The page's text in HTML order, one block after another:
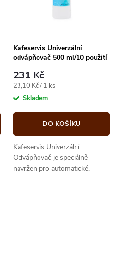
Kafeservis Univerzální
odvápňovač 500 ml/10 použití
231 Kč
Měrná
cena:
23,10 Kč / 1 ks
Skladem
DO KOŠÍKU
Kafeservis Univerzální
Odvápňovač je speciálně
navržen pro automatické,
pákové a kapslové kávovary.